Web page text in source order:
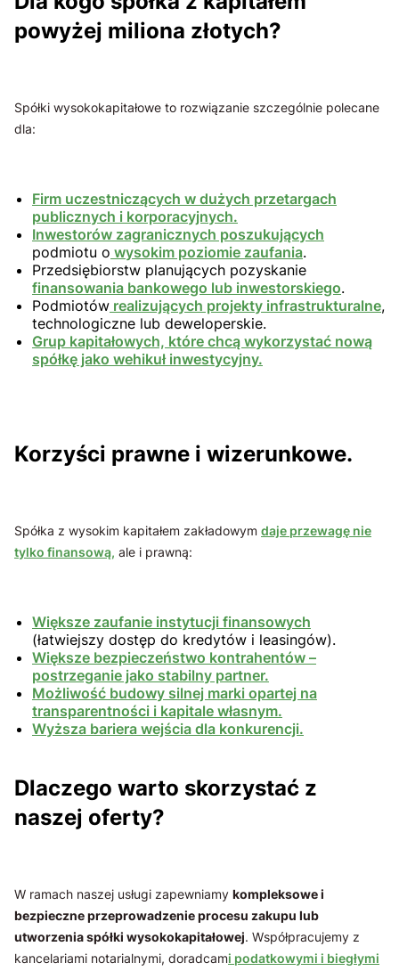
powyżej miliona złotych?
Spółki wysokokapitałowe to rozwiązanie szczególnie polecane
dla:
Firm uczestniczących w dużych przetargach
publicznych i korporacyjnych.
Inwestorów zagranicznych poszukujących
podmiotu o wysokim poziomie zaufania.
Przedsiębiorstw planujących pozyskanie
finansowania bankowego lub inwestorskiego.
Podmiotów realizujących projekty infrastrukturalne,
technologiczne lub deweloperskie.
Grup kapitałowych, które chcą wykorzystać nową
spółkę jako wehikuł inwestycyjny.
Korzyści prawne i wizerunkowe.
Spółka z wysokim kapitałem zakładowym daje przewagę nie
tylko finansową, ale i prawną:
Większe zaufanie instytucji finansowych
(łatwiejszy dostęp do kredytów i leasingów).
Większe bezpieczeństwo kontrahentów –
postrzeganie jako stabilny partner.
Możliwość budowy silnej marki opartej na
transparentności i kapitale własnym.
Wyższa bariera wejścia dla konkurencji.
Dlaczego warto skorzystać z
naszej oferty?
W ramach naszej usługi zapewniamy kompleksowe i
bezpieczne przeprowadzenie procesu zakupu lub
utworzenia spółki wysokokapitałowej. Współpracujemy z
kancelariami notarialnymi, doradcami podatkowymi i biegłymi